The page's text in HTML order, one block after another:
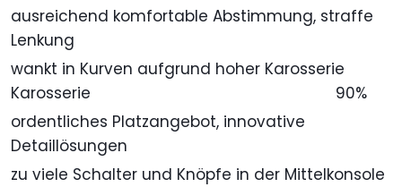
ausreichend komfortable Abstimmung, straffe
Lenkung
wankt in Kurven aufgrund hoher Karosserie
Karosserie
90%
ordentliches Platzangebot, innovative
Detaillösungen
zu viele Schalter und Knöpfe in der Mittelkonsole